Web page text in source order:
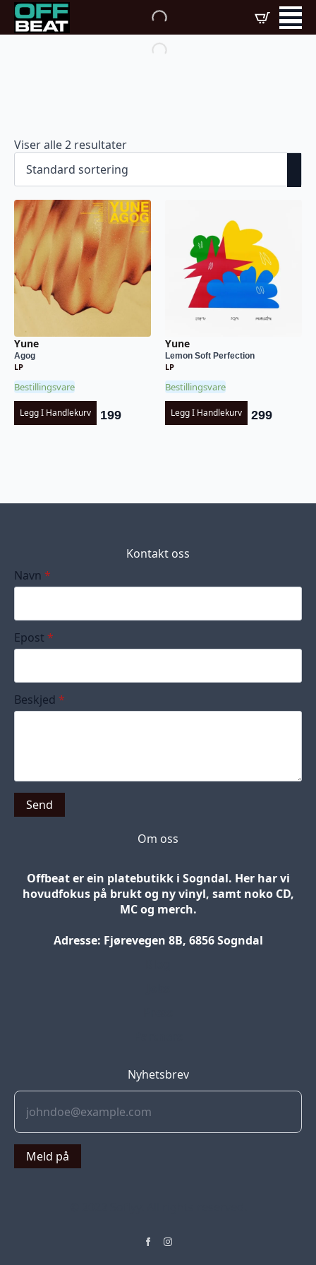
Viser alle 2 resultater
Yune
Agog
LP
Bestillingsvare
Legg I Handlekurv 199
Yune
Lemon Soft Perfection
LP
Bestillingsvare
Legg I Handlekurv 299
Kontakt oss
Navn *
Epost *
Beskjed *
Send
Om oss
Offbeat er ein platebutikk i Sogndal. Her har vi
hovudfokus på brukt og ny vinyl, samt noko CD,
MC og merch.
Adresse: Fjørevegen 8B, 6856 Sogndal
Nyhetsbrev
Meld på